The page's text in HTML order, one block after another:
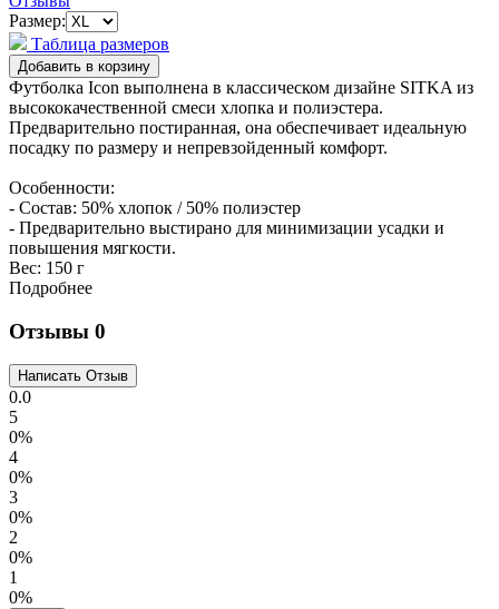
Размер:
Таблица размеров
Футболка Icon выполнена в классическом дизайне SITKA из
высококачественной смеси хлопка и полиэстера.
Предварительно постиранная, она обеспечивает идеальную
посадку по размеру и непревзойденный комфорт.
Особенности:
- Состав: 50% хлопок / 50% полиэстер
- Предварительно выстирано для минимизации усадки и
повышения мягкости.
Вес: 150 г
Подробнее
Отзывы 0
0.0
5
0%
4
0%
3
0%
2
0%
1
0%